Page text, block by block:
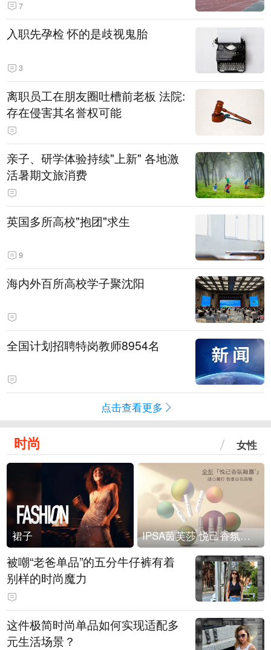
7
入职先孕检 怀的是歧视鬼胎
3
离职员工在朋友圈吐槽前老板 法院:
存在侵害其名誉权可能
亲子、研学体验持续"上新" 各地激
活暑期文旅消费
英国多所高校"抱团"求生
9
海内外百所高校学子聚沈阳
全国计划招聘特岗教师8954名
点击查看更多
时尚 女性
裙子 IPSA茵芙莎 悦己香氛凝露上市
被嘲“老爸单品”的五分牛仔裤有着
别样的时尚魔力
这件极简时尚单品如何实现适配多
元生活场景？